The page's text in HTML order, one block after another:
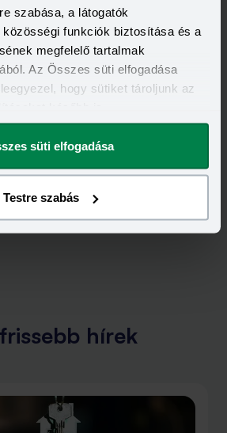
szabása, a látogatók
funkciók biztosítása és a
megfelelő tartalmak
Az Összes süti elfogadása
hogy sütiket tároljunk az
süti elfogadása
Testre szabás
hírek